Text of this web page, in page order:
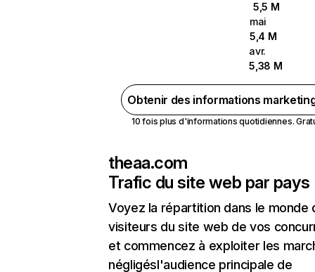
5,5 M
mai
5,4 M
avr.
5,38 M
Obtenir des informations
10 fois plus d'informations quotidiennes.
theaa.com
Trafic du site web par pays
Voyez la répartition dans le monde
visiteurs du site web de vos
et commencez à exploiter les
négligésl'audience principale de